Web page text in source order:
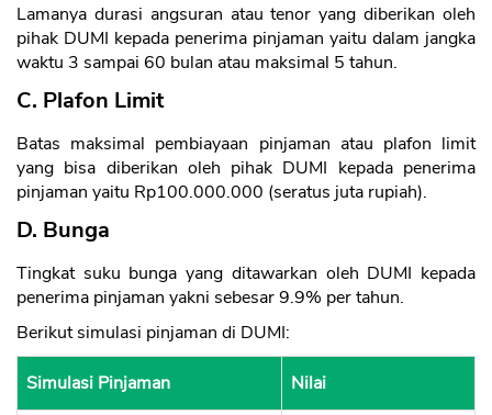
Lamanya durasi angsuran atau tenor yang diberikan oleh
pihak DUMI kepada penerima pinjaman yaitu dalam jangka
waktu 3 sampai 60 bulan atau maksimal 5 tahun.
C. Plafon Limit
Batas maksimal pembiayaan pinjaman atau plafon limit
yang bisa diberikan oleh pihak DUMI kepada penerima
pinjaman yaitu Rp100.000.000 (seratus juta rupiah).
D. Bunga
Tingkat suku bunga yang ditawarkan oleh DUMI kepada
penerima pinjaman yakni sebesar 9.9% per tahun.
Berikut simulasi pinjaman di DUMI:
Simulasi Pinjaman Nilai